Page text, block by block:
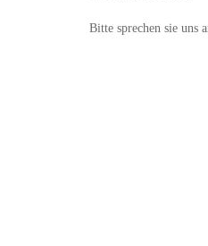
Bitte sprechen sie uns